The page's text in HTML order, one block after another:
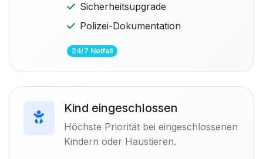
Sicherheitsupgrade
Polizei-Dokumentation
24/7 Notfall
Kind eingeschlossen
Höchste Priorität bei eingeschlossenen
Kindern oder Haustieren.